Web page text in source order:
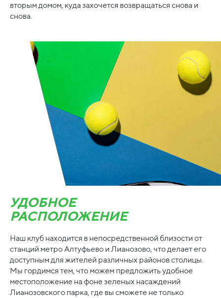
вторым домом, куда захочется возвращаться снова и
снова.
УДОБНОЕ
РАСПОЛОЖЕНИЕ
Наш клуб находится в непосредственной близости от
станций метро Алтуфьево и Лианозово, что делает его
доступным для жителей различных районов столицы.
Мы гордимся тем, что можем предложить удобное
местоположение на фоне зеленых насаждений
Лианозовского парка, где вы сможете не только